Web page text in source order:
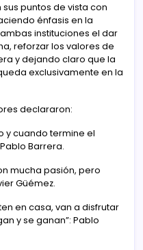
puntos de vista con
énfasis en la
instituciones el dar
reforzar los valores de
y dejando claro que la
exclusivamente en la
declararon:
y cuando termine el
Barrera.
mucha pasión, pero
Güémez.
en casa, van a disfrutar
y se ganan”: Pablo